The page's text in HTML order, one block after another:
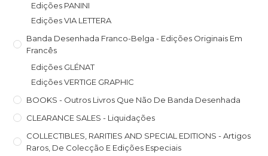
Edições PANINI
Edições VIA LETTERA
Banda Desenhada Franco-Belga - Edições Originais Em
Francês
Edições GLÉNAT
Edições VERTIGE GRAPHIC
BOOKS - Outros Livros Que Não De Banda Desenhada
CLEARANCE SALES - Liquidações
COLLECTIBLES, RARITIES AND SPECIAL EDITIONS - Artigos
Raros, De Colecção E Edições Especiais